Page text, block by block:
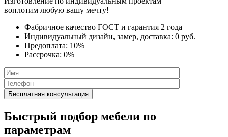
воплотим любую вашу мечту!
Фабричное качество ГОСТ и гарантия 2 года
Индивидуальный дизайн, замер, доставка: 0 руб.
Предоплата: 10%
Рассрочка: 0%
Быстрый подбор мебели по
параметрам